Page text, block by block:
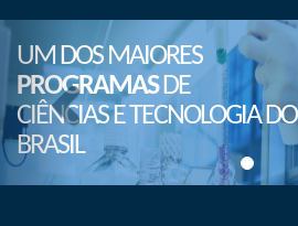
UM DOS MAIORES
PROGRAMASDE
CIÊNCIAS E TECNOLOGIA DO
BRASIL